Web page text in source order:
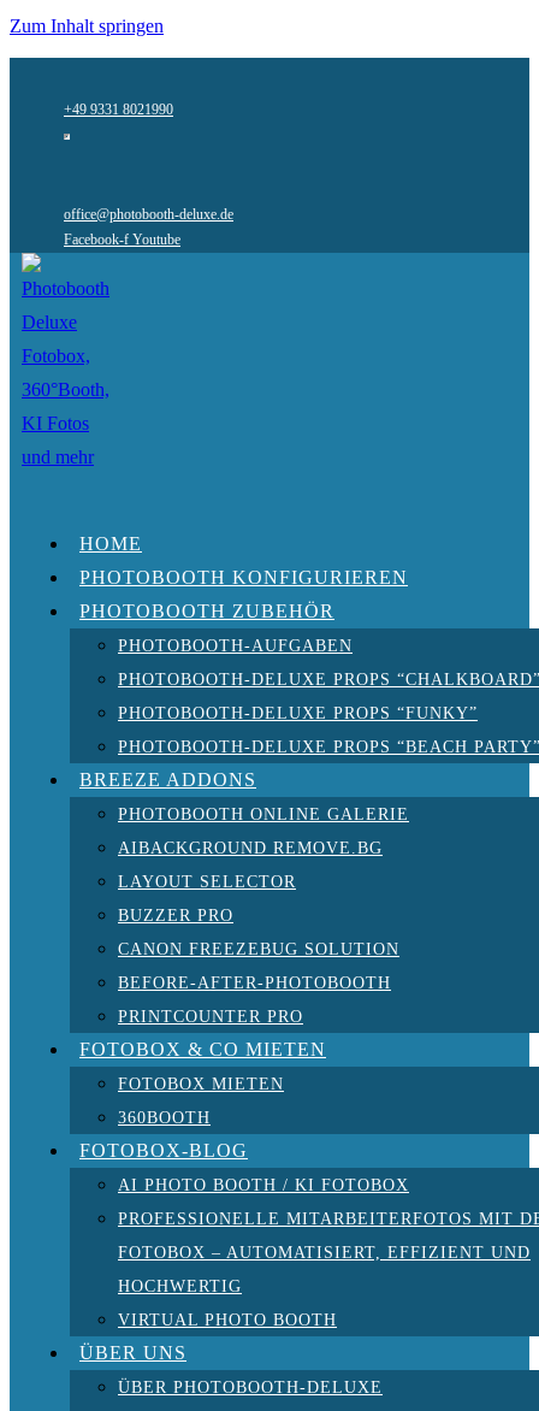
Zum Inhalt springen
+49 9331 8021990
office@photobooth-deluxe.de
Facebook-f Youtube
HOME
PHOTOBOOTH KONFIGURIEREN
PHOTOBOOTH ZUBEHÖR
PHOTOBOOTH-AUFGABEN
PHOTOBOOTH-DELUXE PROPS
PHOTOBOOTH-DELUXE PROPS “FUNKY”
PHOTOBOOTH-DELUXE PROPS “BEACH
BREEZE ADDONS
PHOTOBOOTH ONLINE GALERIE
AIBACKGROUND REMOVE.BG
LAYOUT SELECTOR
BUZZER PRO
CANON FREEZEBUG SOLUTION
BEFORE-AFTER-PHOTOBOOTH
PRINTCOUNTER PRO
FOTOBOX & CO MIETEN
FOTOBOX MIETEN
360BOOTH
FOTOBOX-BLOG
AI PHOTO BOOTH / KI FOTOBOX
PROFESSIONELLE MITARBEITERFOTOS MIT
FOTOBOX – AUTOMATISIERT, EFFIZIENT UND
HOCHWERTIG
VIRTUAL PHOTO BOOTH
ÜBER UNS
ÜBER PHOTOBOOTH-DELUXE